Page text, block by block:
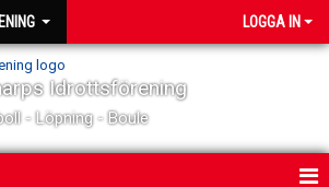
LOGGA IN
Idrottsförening
- Löpning - Boule